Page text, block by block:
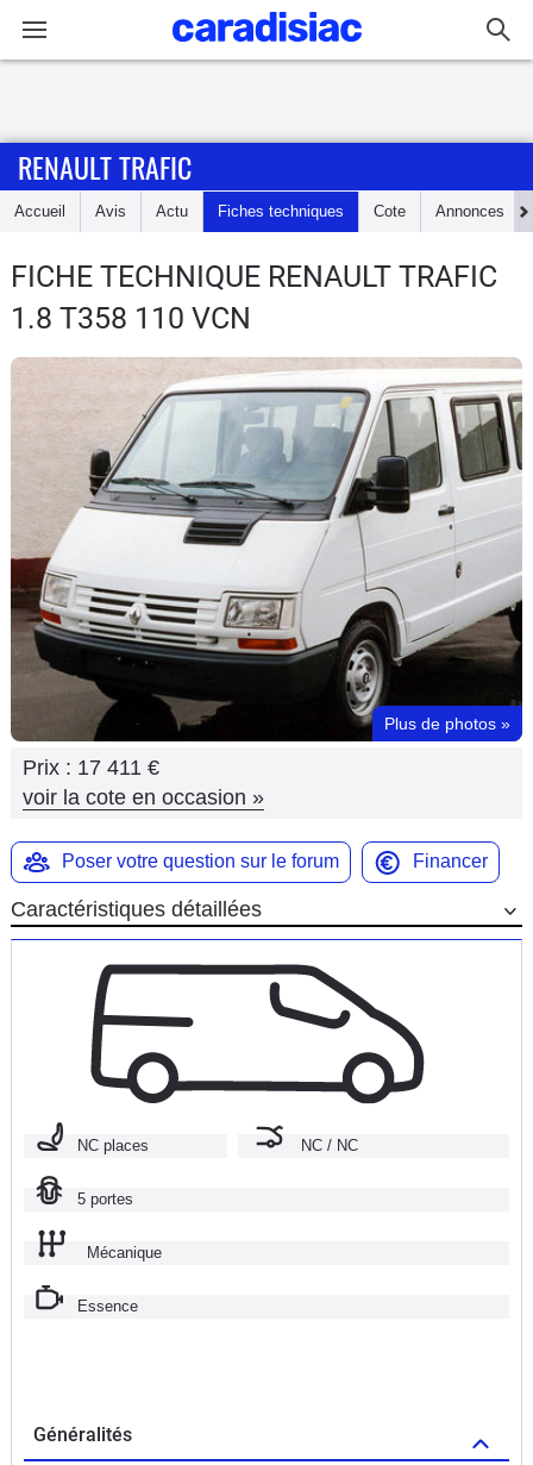
Accueil
Essais
Guide
Electriques
Utilitaires
Flottes
Auto
Services
Moto
Marques
RENAULT TRAFIC
Accueil Avis Actu Fiches techniques Cote Annonces
FICHE TECHNIQUE RENAULT TRAFIC
1.8 T358 110 VCN
Plus de photos »
Prix : 17 411 €
voir la cote en occasion »
Poser votre question sur le forum Financer
Caractéristiques détaillées
NC places NC / NC
5 portes
Mécanique
Essence
Généralités